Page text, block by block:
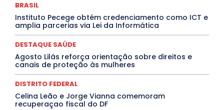
CONTRATO TEMPORÁRIO
Crônica Política
Crônicas
CULTURA
Cultura e Tal
DANÇA Dengue
Destaques Enfermagem Unida
DESTAQUES OUTROS
DISTRITO FEDERAL
EDUCAÇÃO
EMPREGO E OPORTUNIDADES
ENTORNO
Especial
Espírito Santo
EXPOSIÇÃO
Featured
Febre Amarela
Febre Oropouche
BRASIL
Instituto Pecege obtém credenciamento como ICT e
amplia parcerias via Lei da Informática
DESTAQUE SAÚDE
Agosto Lilás reforça orientação sobre direitos e
canais de proteção às mulheres
DISTRITO FEDERAL
Celina Leão e Jorge Vianna comemoram
recuperaçao fiscal do DF